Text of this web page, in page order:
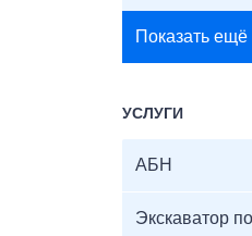
Показать ещё
УСЛУГИ
АБН
Экскаватор